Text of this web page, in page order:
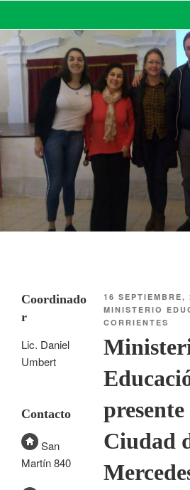
MINISTERIO DE
DE CORRIENTES
16 SEPTIEMBRE,
MINISTERIO
CORRIENTES
Ciudad
Coordinado
r
Lic. Daniel
Umbert
Contacto
San
Martín 840